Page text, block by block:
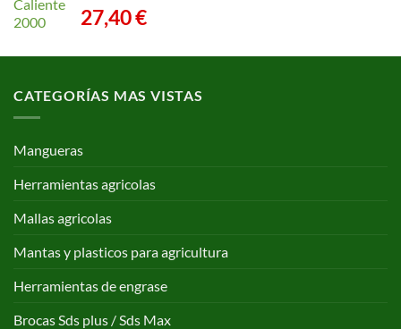
27,40€
CATEGORÍAS MAS VISTAS
Mangueras
Herramientas agricolas
Mallas agricolas
Mantas y plasticos para agricultura
Herramientas de engrase
Brocas Sds plus / Sds Max